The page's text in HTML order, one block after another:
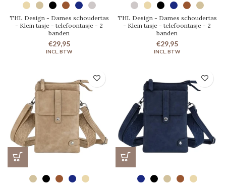
THL Design - Dames schoudertas
- Klein tasje - telefoontasje - 2
banden
€29,95
THL Design - Dames schoudertas
- Klein tasje - telefoontasje - 2
banden
€29,95